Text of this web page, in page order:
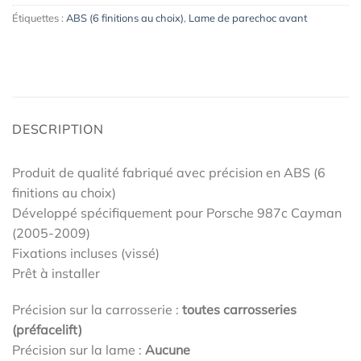
Étiquettes : ABS (6 finitions au choix), Lame de parechoc avant
DESCRIPTION
Produit de qualité fabriqué avec précision en ABS (6
finitions au choix)
Développé spécifiquement pour Porsche 987c Cayman
(2005-2009)
Fixations incluses (vissé)
Prêt à installer
Précision sur la carrosserie : toutes carrosseries
(préfacelift)
Précision sur la lame : Aucune